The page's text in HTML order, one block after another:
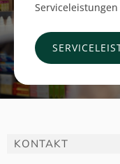
KONTAKT